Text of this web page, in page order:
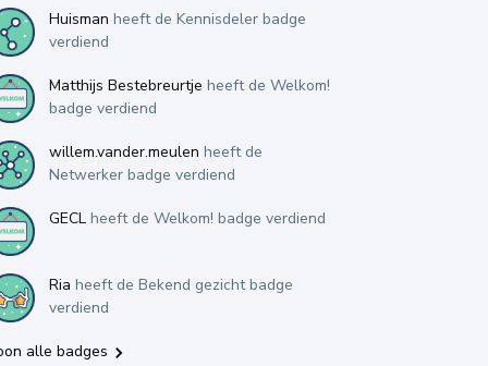
Huisman heeft de Kennisdeler badge
verdiend
Matthijs Bestebreurtje heeft de Welkom!
badge verdiend
willem.vander.meulen heeft de
Netwerker badge verdiend
GECL heeft de Welkom! badge verdiend
Ria heeft de Bekend gezicht badge
verdiend
alle badges